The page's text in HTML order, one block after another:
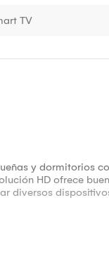
TV
y dormitorios
HD ofrece
diversos